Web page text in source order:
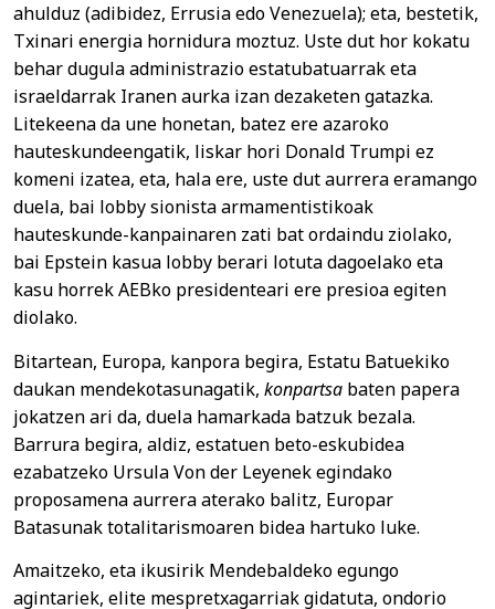
ahulduz (adibidez, Errusia edo Venezuela); eta, bestetik,
Txinari energia hornidura moztuz. Uste dut hor kokatu
behar dugula administrazio estatubatuarrak eta
israeldarrak Iranen aurka izan dezaketen gatazka.
Litekeena da une honetan, batez ere azaroko
hauteskundeengatik, liskar hori Donald Trumpi ez
komeni izatea, eta, hala ere, uste dut aurrera eramango
duela, bai lobby sionista armamentistikoak
hauteskunde-kanpainaren zati bat ordaindu ziolako,
bai Epstein kasua lobby berari lotuta dagoelako eta
kasu horrek AEBko presidenteari ere presioa egiten
diolako.
Bitartean, Europa, kanpora begira, Estatu Batuekiko
daukan mendekotasunagatik, konpartsa baten papera
jokatzen ari da, duela hamarkada batzuk bezala.
Barrura begira, aldiz, estatuen beto-eskubidea
ezabatzeko Ursula Von der Leyenek egindako
proposamena aurrera aterako balitz, Europar
Batasunak totalitarismoaren bidea hartuko luke.
Amaitzeko, eta ikusirik Mendebaldeko egungo
agintariek, elite mespretxagarriak gidatuta, ondorio